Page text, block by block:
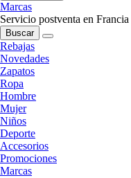
Marcas
Servicio postventa en Francia
Buscar
Rebajas
Novedades
Zapatos
Ropa
Hombre
Mujer
Niños
Deporte
Accesorios
Promociones
Marcas